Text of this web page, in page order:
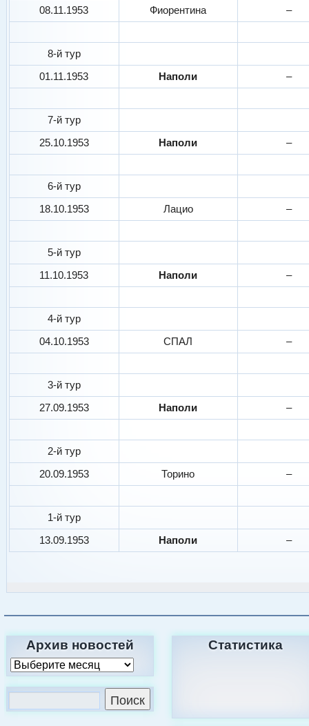
08.11.1953
Фиорентина –
8-й тур
01.11.1953
Наполи –
7-й тур
25.10.1953
Наполи –
6-й тур
18.10.1953
Лацио –
5-й тур
11.10.1953
Наполи –
4-й тур
04.10.1953
СПАЛ –
3-й тур
27.09.1953
Наполи –
2-й тур
20.09.1953
Торино –
1-й тур
13.09.1953
Наполи –
Архив новостей Статистика